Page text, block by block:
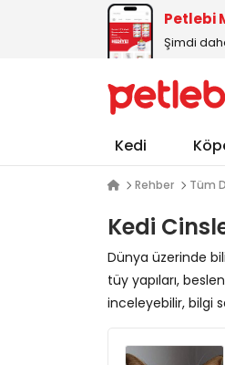
Petlebi
Şimdi
Kedi
Rehber Tüm
Kedi
Dünya üzerinde
tüy yapıları,
inceleyebilir, bilgi